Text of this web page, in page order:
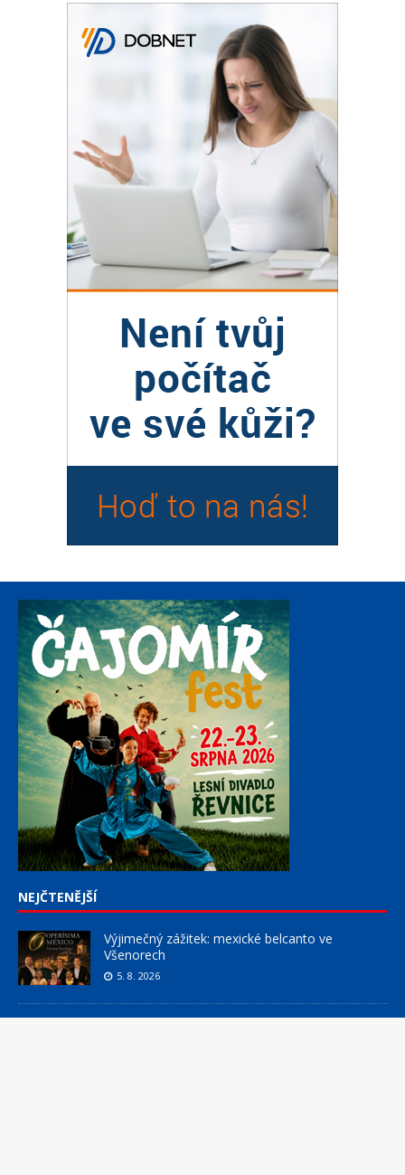
NEJČTENĚJŠÍ
Výjimečný zážitek: mexické belcanto ve
Všenorech
5. 8. 2026